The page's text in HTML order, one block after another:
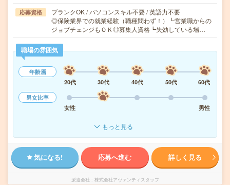
応募資格
ブランクOK / パソコンスキル不要 / 英語力不要
◎保険業界での就業経験（職種問わず！）┗営業職からの
ジョブチェンジもＯＫ◎募集人資格┗失効している場…
職場の雰囲気
年齢層
20代
30代 40代 50代
60代
男女比率
女性
男性
もっと見る
気になる! 応募へ進む 詳しく見る
派遣会社 株式会社アヴァンティスタッフ